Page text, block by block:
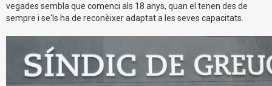
vegades sembla que comenci als 18 anys, quan el tenen des de
sempre i se'ls ha de reconèixer adaptat a les seves capacitats.